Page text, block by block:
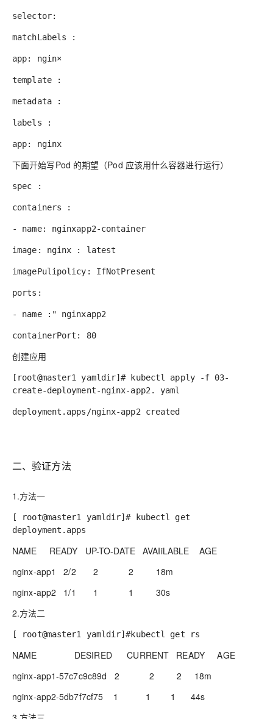
selector:
matchLabels :
app: ngin×
template :
metadata :
labels :
app: nginx
下面开始写Pod 的期望（Pod 应该用什么容器进行运行）
spec :
containers :
- name: nginxapp2-container
image: nginx : latest
imagePulipolicy: IfNotPresent
ports:
- name :" nginxapp2
containerPort: 80
创建应用
[root@master1 yamldir]# kubectl apply -f 03-
create-deployment-nginx-app2. yaml
deployment.apps/nginx-app2 created
二、验证方法
1.方法一
[ root@master1 yamldir]# kubectl get
deployment.apps
NAME READY UP-TO-DATE AVAIiLABLE
AGE
nginx-app1
2/2 2 2
18m
nginx-app2
1/1 1 1
30s
2.方法二
[ root@master1 yamldir]#kubectl get rs
NAME DESIRED CURRENT READY
AGE
nginx-app1-57c7c9c89d
2 2 2
18m
nginx-app2-5db7f7cf75
1 1 1
44s